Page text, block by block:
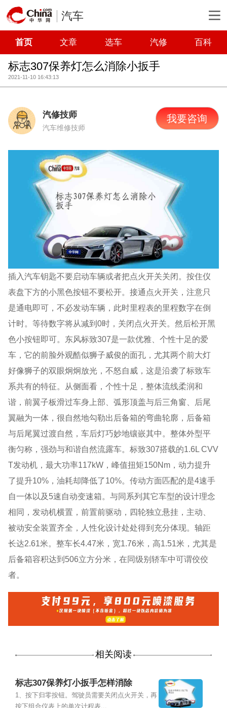
汽车
首页 文章 选车 汽修 百科
标志307保养灯怎么消除小扳手
2021-11-10 16:43:13
汽修技师
汽车维修技师
我要咨询
插入汽车钥匙不要启动车辆或者把点火开关关闭。按住仪
表盘下方的小黑色按钮不要松开。接通点火开关，注意只
是通电即可，不必发动车辆，此时里程表的里程数字在倒
计时。等待数字将从减到0时，关闭点火开关。然后松开黑
色小按钮即可。东风标致307是一款优雅、个性十足的爱
车，它的前脸外观酷似狮子威俊的面孔，尤其两个前大灯
好像狮子的双眼炯炯放光，不怒自威，这是沿袭了标致车
系共有的特征。从侧面看，个性十足，整体流线柔润和
谐，前翼子板滑过车身上部、弧形顶盖与后三角窗、后尾
翼融为一体，很自然地勾勒出后备箱的弯曲轮廓，后备箱
与后尾翼过渡自然，车后灯巧妙地镶嵌其中。整体外型平
衡匀称，强劲与和谐自然流露车。标致307搭载的1.6L CVV
T发动机，最大功率117kW，峰值扭矩150Nm，动力提升
了提升10%，油耗却降低了10%。传动方面匹配的是4速手
自一体以及5速自动变速箱。与同系列其它车型的设计理念
相同，发动机横置，前置前驱动，四轮独立悬挂，主动、
被动安全装置齐全，人性化设计处处得到充分体现。轴距
长达2.61米。整车长4.47米，宽1.76米，高1.51米，尤其是
后备箱容积达到506立方分米，在同级别轿车中可谓佼佼
者。
相关阅读
标志307保养灯小扳手怎样消除
1、按下归零按钮。驾驶员需要关闭点火开关，再
按下组合仪表上的单次计程表...